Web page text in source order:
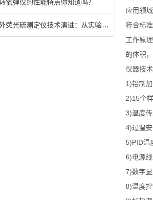
氧弹仪的性能特点你知道吗？
紫外荧光硫测定仪技术演进：从实验室到工业现场的跨越
应用领
符合标
工作原
的体积
仪器技
1)铝制
2)15个
3)温度
4)过温
5)PID温
6)电源
7)数字
8)温度